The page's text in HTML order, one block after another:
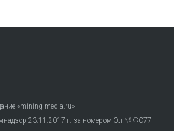
«mining-media.ru»
23.11.2017 г. за номером Эл № ФС77-